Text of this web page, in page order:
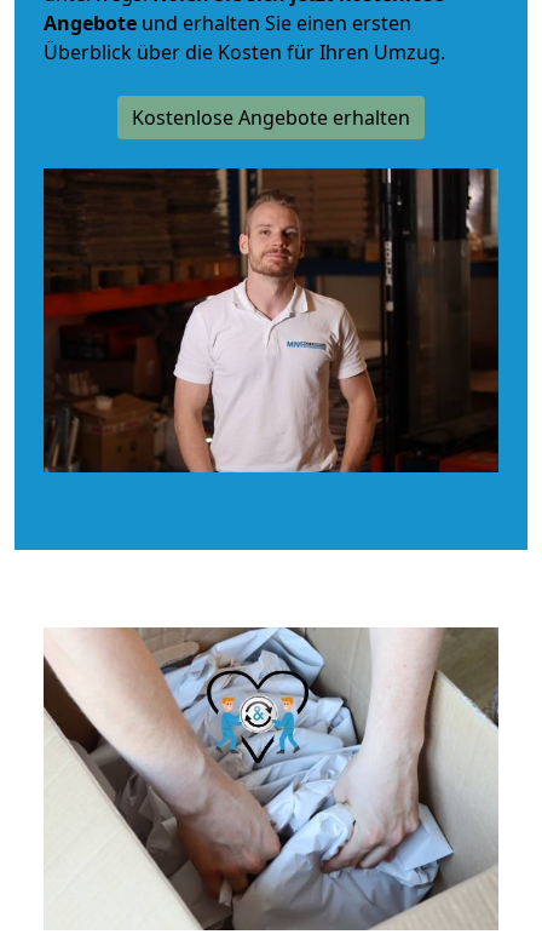
Angebote und erhalten Sie einen ersten
Überblick über die Kosten für Ihren Umzug.
Kostenlose Angebote erhalten